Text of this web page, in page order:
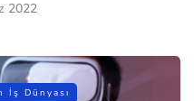
2022
İş Dünyası